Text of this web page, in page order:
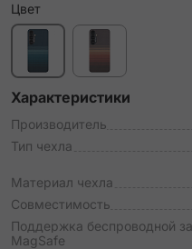
Цвет
Характеристики
Производитель
Тип чехла
Материал чехла
Совместимость
Поддержка беспроводной
MagSafe